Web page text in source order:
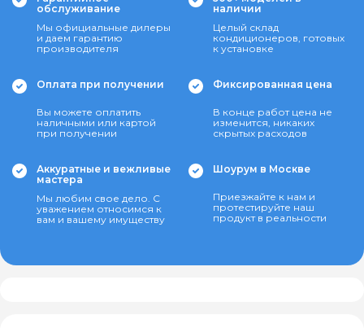
обслуживание
Мы официальные дилеры
и даем гарантию
производителя
наличии
Целый склад
кондиционеров, готовых
к установке
Оплата при получении
Вы можете оплатить
наличными или картой
при получении
Фиксированная цена
В конце работ цена не
изменится, никаких
скрытых расходов
Аккуратные и вежливые
мастера
Мы любим свое дело. С
уважением относимся к
вам и вашему имуществу
Шоурум в Москве
Приезжайте к нам и
протестируйте наш
продукт в реальности